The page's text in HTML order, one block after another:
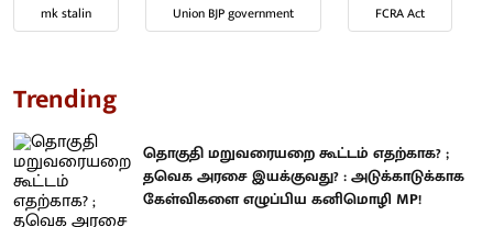
mk stalin Union BJP government FCRA Act
Trending
தொகுதி மறுவரையறை கூட்டம் எதற்காக? ;
தவெக அரசை இயக்குவது? : அடுக்காடுக்காக
கேள்விகளை எழுப்பிய கனிமொழி MP!